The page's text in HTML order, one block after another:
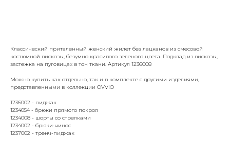
Классический приталенный женский жилет без лацканов из смесовой
костюмной вискозы, безумно красивого зеленого цвета. Подклад из вискозы,
застежка на пуговицах в тон ткани. Артикул 1236008
Можно купить как отдельно, так и в комплекте с другими изделиями,
представленными в коллекции OVVIO
1236002 - пиджак
1234054 - брюки прямого покроя
1234008 - шорты со стрелками
1234002 - брюки-чинос
1237002 - тренч-пиджак